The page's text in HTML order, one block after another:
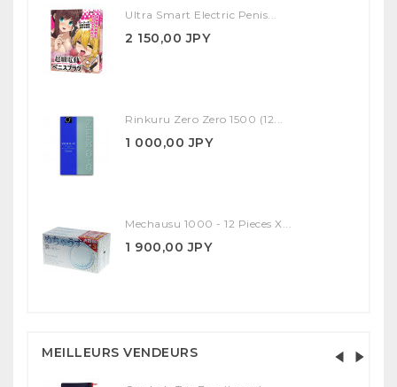
Ultra Smart Electric Penis...
2 150,00 JPY
Rinkuru Zero Zero 1500 (12...
1 000,00 JPY
Mechausu 1000 - 12 Pieces X...
1 900,00 JPY
MEILLEURS VENDEURS